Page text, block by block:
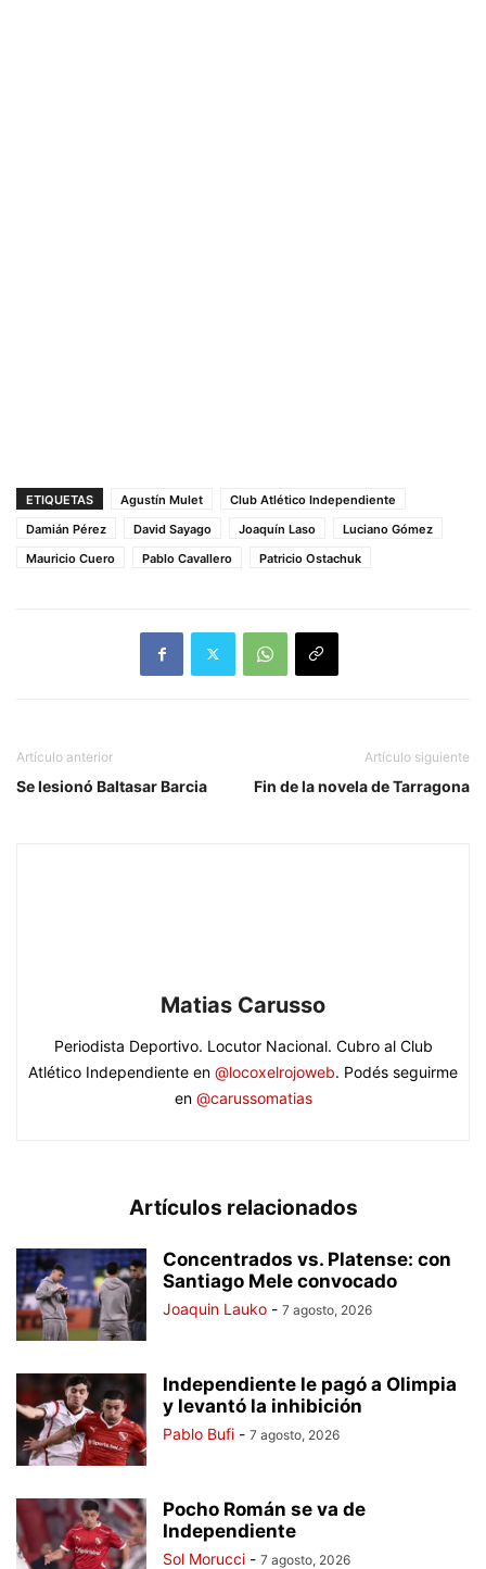
ETIQUETAS Agustín Mulet
Club Atlético Independiente
Damián Pérez
David Sayago Joaquín Laso
Luciano Gómez
Mauricio Cuero
Pablo Cavallero Patricio Ostachuk
Artículo anterior
Se lesionó Baltasar Barcia
Artículo siguiente
Fin de la novela de Tarragona
Matias Carusso
Periodista Deportivo. Locutor Nacional. Cubro al Club
Atlético Independiente en @locoxelrojoweb. Podés seguirme
en @carussomatias
Artículos relacionados
Concentrados vs. Platense: con
Santiago Mele convocado
Joaquin Lauko - 7 agosto, 2026
Independiente le pagó a Olimpia
y levantó la inhibición
Pablo Bufi - 7 agosto, 2026
Pocho Román se va de
Independiente
Sol Morucci - 7 agosto, 2026